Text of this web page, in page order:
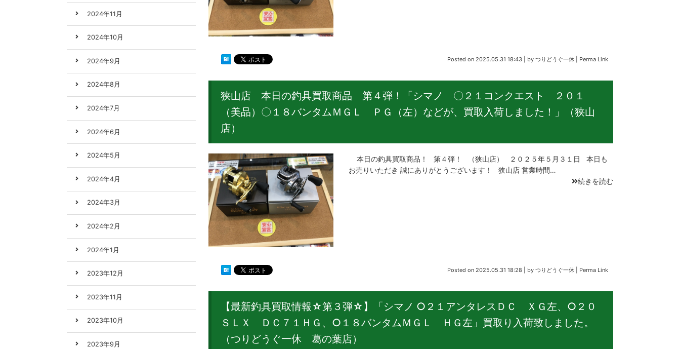
Posted on 2025.05.31 18:43 by つりどうぐ一休 Perma Link
狭山店 本日の釣具買取商品 第４弾！「シマノ 〇２１コンクエスト ２０１
（美品）〇１８バンタムＭＧＬ ＰＧ（左）などが、買取入荷しました！」（狭山
店）
本日の釣具買取商品！ 第４弾！ （狭山店） ２０２５年５月３１日 本日も
お売りいただき 誠にありがとうございます！ 狭山店 営業時間…
続きを読む
Posted on 2025.05.31 18:28 by つりどうぐ一休 Perma Link
【最新釣具買取情報☆第３弾☆】「シマノ ○２１アンタレスＤＣ ＸＧ左、○２０
ＳＬＸ ＤＣ７１ＨＧ、○１８バンタムＭＧＬ ＨＧ左」買取り入荷致しました。
（つりどうぐ一休 葛の葉店）
2024年11月
2024年10月
2024年9月
2024年8月
2024年7月
2024年6月
2024年5月
2024年4月
2024年3月
2024年2月
2024年1月
2023年12月
2023年11月
2023年10月
2023年9月